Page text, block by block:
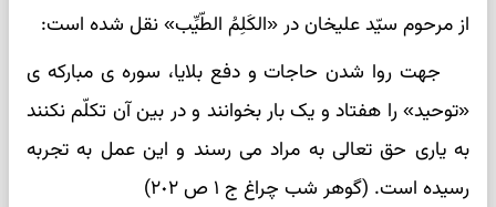
از مرحوم سیّد علیخان در «الکَلِمُ الطّیِّب» نقل شده است:
جهت روا شدن حاجات و دفع بلایا، سوره ی مبارکه ی
«توحید» را هفتاد و یک بار بخوانند و در بین آن تکلّم نکنند
به یاری حق تعالی به مراد می رسند و این عمل به تجربه
رسیده است. (گوهر شب چراغ ج ١ ص ٢٠٢)